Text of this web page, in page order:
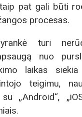
pat gali būti
procesas.
turi
nuo
laikas
teigimu,
„Android“,